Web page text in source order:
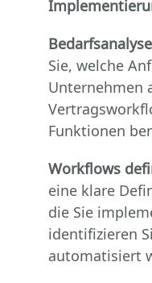
Sie, welche
Unternehmen
Funktionen
Workflows
eine klare
die Sie
identifizieren
automatisiert